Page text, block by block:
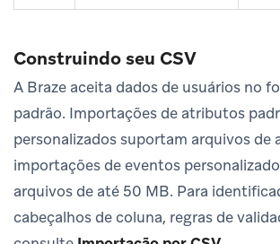
Construindo seu CSV
A Braze aceita dados de usuários no
padrão. Importações de atributos
personalizados suportam arquivos de
importações de eventos
arquivos de até 50 MB. Para
cabeçalhos de coluna, regras de